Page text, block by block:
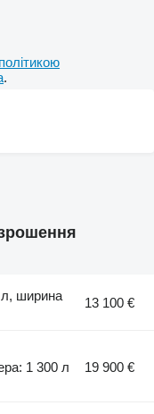
політикою
.
ширина
13 100 €
1 300 л 19 900 €